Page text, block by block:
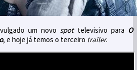
um novospottelevisivo para O
, e hoje já temos o terceiro trailer.